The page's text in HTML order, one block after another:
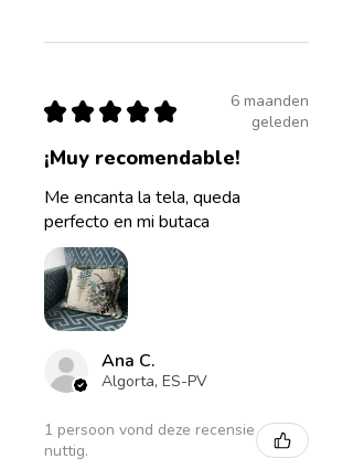
★ ★ ★ ★ ★
6 maanden
geleden
¡Muy recomendable!
Me encanta la tela, queda
perfecto en mi butaca
Ana C.
Algorta, ES-PV
1 persoon vond deze recensie
nuttig.